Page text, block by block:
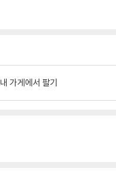
내 가게에서 팔기